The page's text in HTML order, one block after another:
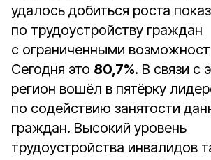
удалось добиться роста
по трудоустройству граждан
с ограниченными
Сегодня это 80,7%. В связи с
регион вошёл в пятёрку
по содействию занятости
граждан. Высокий уровень
трудоустройства инвалидов